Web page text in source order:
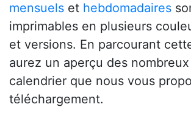
mensuels et hebdomadaires
imprimables en plusieurs
et versions. En parcourant
aurez un aperçu des
calendrier que nous vous
téléchargement.